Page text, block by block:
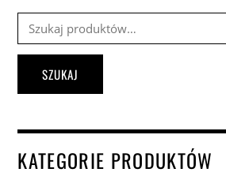
Szukaj:
SZUKAJ
KATEGORIE PRODUKTÓW